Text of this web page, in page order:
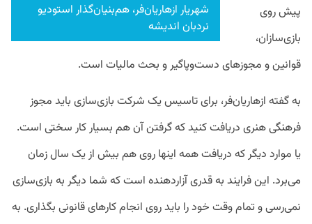
شهریار ازهاریان‌فر، هم‌بنیان‌گذار استودیو
نردبان اندیشه
پیش روی
بازی‌سازان،
قوانین و مجوز‌های دست‌وپاگیر و بحث مالیات است.
به گفته ازهاریان‌فر، برای تاسیس یک شرکت بازی‌سازی باید مجوز
فرهنگی هنری دریافت کنید که گرفتن آن هم بسیار کار سختی است.
یا موارد دیگر که دریافت همه اینها روی هم بیش از یک سال زمان
می‌برد. این فرایند به قدری آزاردهنده است که شما دیگر به بازی‌سازی
نمی‌رسی و تمام وقت خود را باید روی انجام کار‌های قانونی بگذاری. به‌